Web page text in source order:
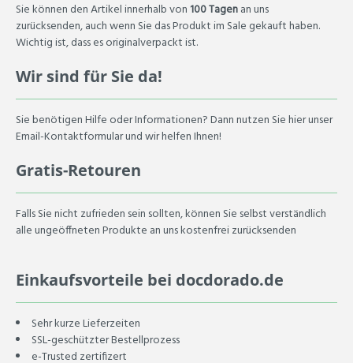
Sie können den Artikel innerhalb von100 Tagenan uns
zurücksenden, auch wenn Sie das Produkt im Sale gekauft haben.
Wichtig ist, dass es originalverpackt ist.
Wir sind für Sie da!
Sie benötigen Hilfe oder Informationen? Dann nutzen Sie hier unser
Email-Kontaktformular und wir helfen Ihnen!
Gratis-Retouren
Falls Sie nicht zufrieden sein sollten, können Sie selbst verständlich
alle ungeöffneten Produkte an uns kostenfrei zurücksenden
Einkaufsvorteile bei docdorado.de
Sehr kurze Lieferzeiten
SSL-geschützter Bestellprozess
e-Trusted zertifizert